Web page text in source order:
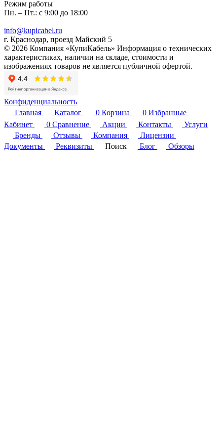
Режим работы
Пн. – Пт.: с 9:00 до 18:00
info@kupicabel.ru
г. Краснодар, проезд Майский 5
© 2026 Компания «КупиКабель» Информация о технических
характеристиках, наличии на складе, стоимости и
изображениях товаров не является публичной офертой.
Конфиденциальность
Главная
Каталог 0 Корзина 0 Избранные
Кабинет
0 Сравнение Акции Контакты
Услуги
Бренды
Отзывы Компания
Лицензии
Документы
Реквизиты Поиск Блог Обзоры